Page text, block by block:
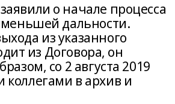
о начале процесса
меньшей дальности.
из указанного
из Договора, он
со 2 августа 2019
в архив и